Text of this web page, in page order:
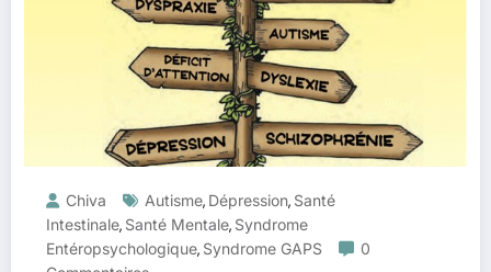
Chiva Autisme, Dépression, Santé
Intestinale, Santé Mentale, Syndrome
Entéropsychologique, Syndrome GAPS
0